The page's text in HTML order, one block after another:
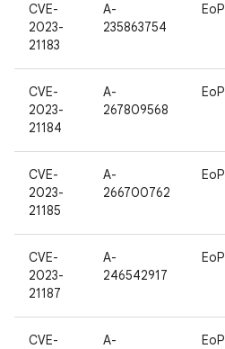
CVE-
2023-
21183
A-
235863754
EoP
CVE-
2023-
21184
A-
267809568
EoP
CVE-
2023-
21185
A-
266700762
EoP
CVE-
2023-
21187
A-
246542917
EoP
CVE-
A-
EoP